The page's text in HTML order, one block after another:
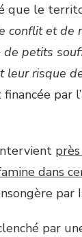
que le
conflit et de
petits
leur risque
par
dans
par
par